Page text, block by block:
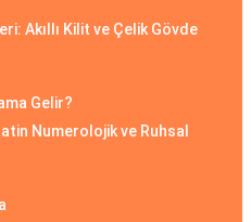
Akıllı Kilit ve Çelik Gövde
Gelir?
Numerolojik ve Ruhsal